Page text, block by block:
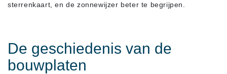
sterrenkaart, en de zonnewijzer beter te begrijpen.
De geschiedenis van de
bouwplaten